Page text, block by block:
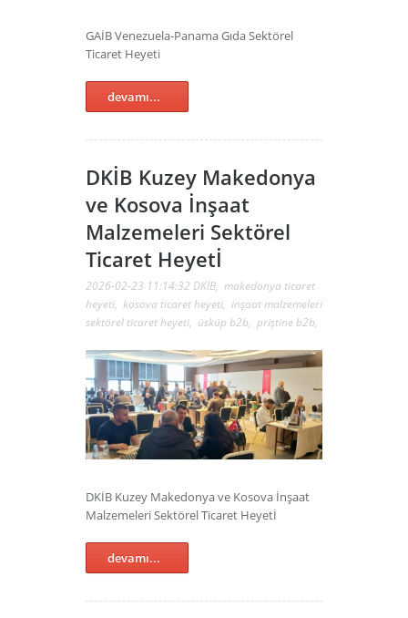
GAİB Venezuela-Panama Gıda Sektörel
Ticaret Heyeti
devamı...
DKİB Kuzey Makedonya
ve Kosova İnşaat
Malzemeleri Sektörel
Ticaret Heyetİ
2026-02-23 11:14:32 DKİB, makedonya ticaret
heyeti, kosova ticaret heyeti, inşaat malzemeleri
sektörel ticaret heyeti, üsküp b2b, priştine b2b,
DKİB Kuzey Makedonya ve Kosova İnşaat
Malzemeleri Sektörel Ticaret Heyetİ
devamı...